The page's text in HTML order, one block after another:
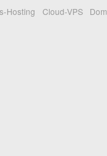
Hosting Cloud-VPS